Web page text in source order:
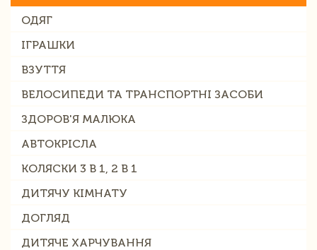
ОДЯГ
ІГРАШКИ
ВЗУТТЯ
ВЕЛОСИПЕДИ ТА ТРАНСПОРТНІ ЗАСОБИ
ЗДОРОВ'Я МАЛЮКА
АВТОКРІСЛА
КОЛЯСКИ 3 В 1, 2 В 1
ДИТЯЧУ КІМНАТУ
ДОГЛЯД
ДИТЯЧЕ ХАРЧУВАННЯ